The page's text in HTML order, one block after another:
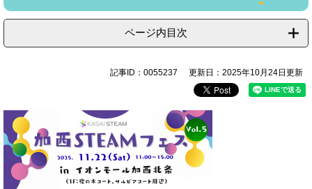
ページ内目次
記事ID：0055237 更新日：2025年10月24日更新